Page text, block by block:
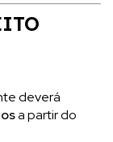
deverá
a partir do